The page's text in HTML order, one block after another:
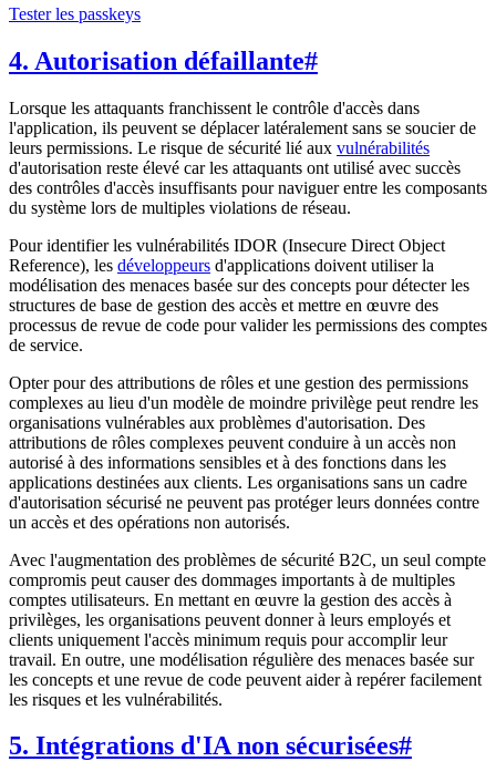
Tester les passkeys
4. Autorisation défaillante#
Lorsque les attaquants franchissent le contrôle d'accès dans
l'application, ils peuvent se déplacer latéralement sans se soucier de
leurs permissions. Le risque de sécurité lié aux vulnérabilités
d'autorisation reste élevé car les attaquants ont utilisé avec succès
des contrôles d'accès insuffisants pour naviguer entre les composants
du système lors de multiples violations de réseau.
Pour identifier les vulnérabilités IDOR (Insecure Direct Object
Reference), les développeurs d'applications doivent utiliser la
modélisation des menaces basée sur des concepts pour détecter les
structures de base de gestion des accès et mettre en œuvre des
processus de revue de code pour valider les permissions des comptes
de service.
Opter pour des attributions de rôles et une gestion des permissions
complexes au lieu d'un modèle de moindre privilège peut rendre les
organisations vulnérables aux problèmes d'autorisation. Des
attributions de rôles complexes peuvent conduire à un accès non
autorisé à des informations sensibles et à des fonctions dans les
applications destinées aux clients. Les organisations sans un cadre
d'autorisation sécurisé ne peuvent pas protéger leurs données contre
un accès et des opérations non autorisés.
Avec l'augmentation des problèmes de sécurité B2C, un seul compte
compromis peut causer des dommages importants à de multiples
comptes utilisateurs. En mettant en œuvre la gestion des accès à
privilèges, les organisations peuvent donner à leurs employés et
clients uniquement l'accès minimum requis pour accomplir leur
travail. En outre, une modélisation régulière des menaces basée sur
les concepts et une revue de code peuvent aider à repérer facilement
les risques et les vulnérabilités.
5. Intégrations d'IA non sécurisées#